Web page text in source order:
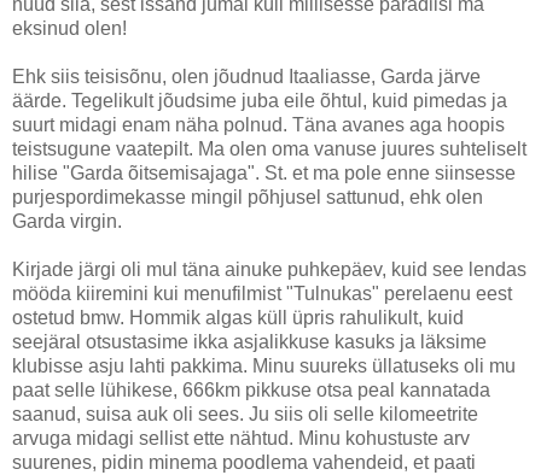
nüüd siia, sest issand jumal küll millisesse paradiisi ma
eksinud olen!
Ehk siis teisisõnu, olen jõudnud Itaaliasse, Garda järve
äärde. Tegelikult jõudsime juba eile õhtul, kuid pimedas ja
suurt midagi enam näha polnud. Täna avanes aga hoopis
teistsugune vaatepilt. Ma olen oma vanuse juures suhteliselt
hilise "Garda õitsemisajaga". St. et ma pole enne siinsesse
purjespordimekasse mingil põhjusel sattunud, ehk olen
Garda virgin.
Kirjade järgi oli mul täna ainuke puhkepäev, kuid see lendas
mööda kiiremini kui menufilmist "Tulnukas" perelaenu eest
ostetud bmw. Hommik algas küll üpris rahulikult, kuid
seejäral otsustasime ikka asjalikkuse kasuks ja läksime
klubisse asju lahti pakkima. Minu suureks üllatuseks oli mu
paat selle lühikese, 666km pikkuse otsa peal kannatada
saanud, suisa auk oli sees. Ju siis oli selle kilomeetrite
arvuga midagi sellist ette nähtud. Minu kohustuste arv
suurenes, pidin minema poodlema vahendeid, et paati